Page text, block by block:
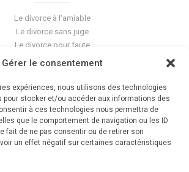
Gérer le consentement
expériences, nous utilisons des technologies
pour stocker et/ou accéder aux informations des
à ces technologies nous permettra de
que le comportement de navigation ou les ID
fait de ne pas consentir ou de retirer son
un effet négatif sur certaines caractéristiques
Le divorce à l'amiable
Le divorce sans juge
Le divorce pour faute
Le divorce accepté
La séparation de corps
Les violences conjugales
Le blog du cabinet
Glossaire